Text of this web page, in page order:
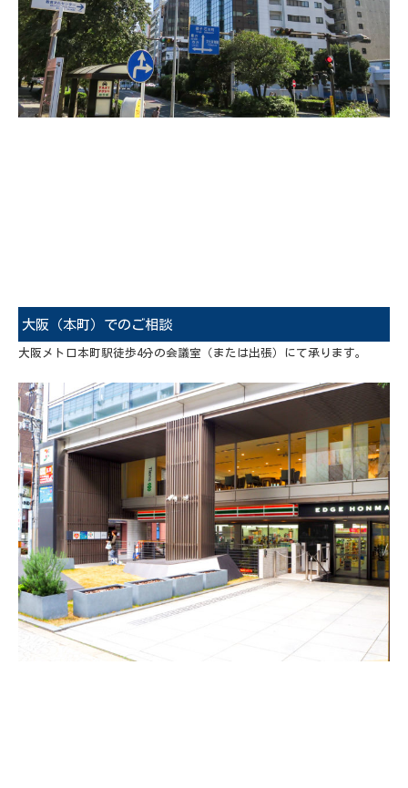
大阪（本町）でのご相談
大阪メトロ本町駅徒歩4分の会議室（または出張）にて承ります。